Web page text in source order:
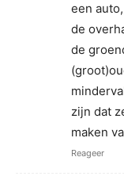
een
de
de
zijn dat
maken
Reageer